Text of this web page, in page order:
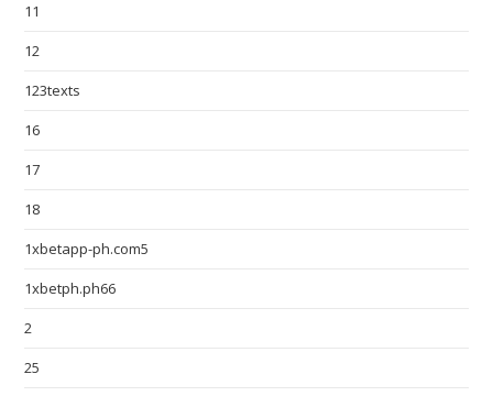
11
12
123texts
16
17
18
1xbetapp-ph.com5
1xbetph.ph66
2
25